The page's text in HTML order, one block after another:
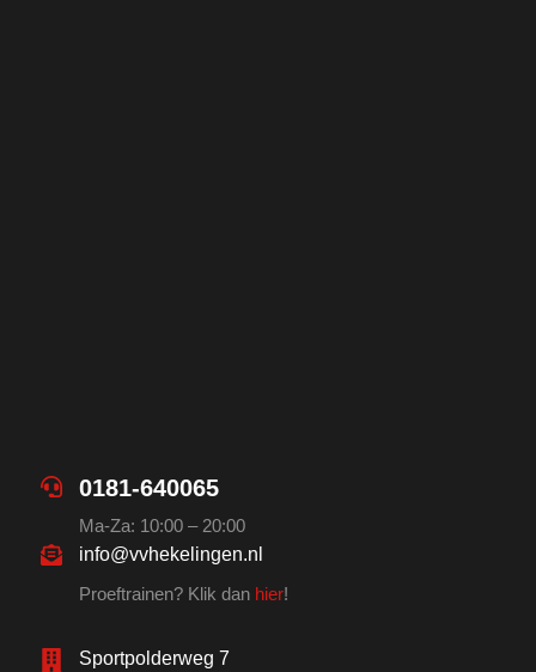
0181-640065
Ma-Za: 10:00 – 20:00
info@vvhekelingen.nl
Proeftrainen? Klik dan hier!
Sportpolderweg 7